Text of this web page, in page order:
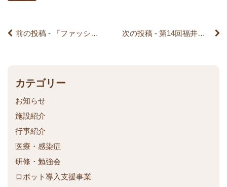
へ 前の投稿 - 『ファッションセンターしまむら』さんが来ました！ 次の投稿 - 第14回福井県障がい者スポーツ大会に参加しました。
カテゴリー
お知らせ
施設紹介
行事紹介
医療・感染症
研修・勉強会
ロボット導入支援事業